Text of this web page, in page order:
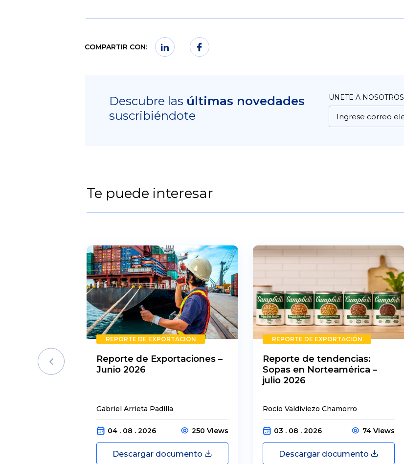
COMPARTIR CON:
Descubre las últimas novedades
suscribiéndote
UNETE A NOSOTROS
Te puede interesar
REPORTE DE EXPORTACIÓN
Reporte de Exportaciones –
Junio 2026
Gabriel Arrieta Padilla
04 . 08 . 2026 250 Views
Descargar documento
REPORTE DE EXPORTACIÓN
Reporte de tendencias:
Sopas en Norteamérica –
julio 2026
Rocio Valdiviezo Chamorro
03 . 08 . 2026 74 Views
Descargar documento